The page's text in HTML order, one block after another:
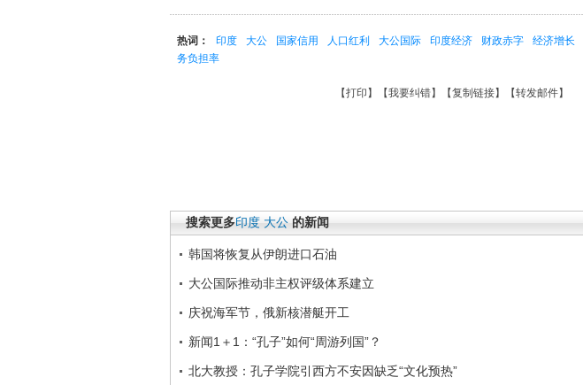
热词： 印度 大公 国家信用 人口红利 大公国际 印度经济 财政赤字 经济增长
务负担率
【打印 】【我要纠错】【复制链接】【转发邮件】
搜索更多印度 大公 的新闻
韩国将恢复从伊朗进口石油
大公国际推动非主权评级体系建立
庆祝海军节，俄新核潜艇开工
新闻1＋1：“孔子”如何“周游列国”？
北大教授：孔子学院引西方不安因缺乏“文化预热”